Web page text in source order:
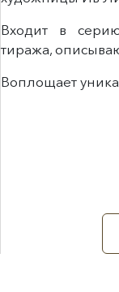
Входит в
тиража,
Воплощает